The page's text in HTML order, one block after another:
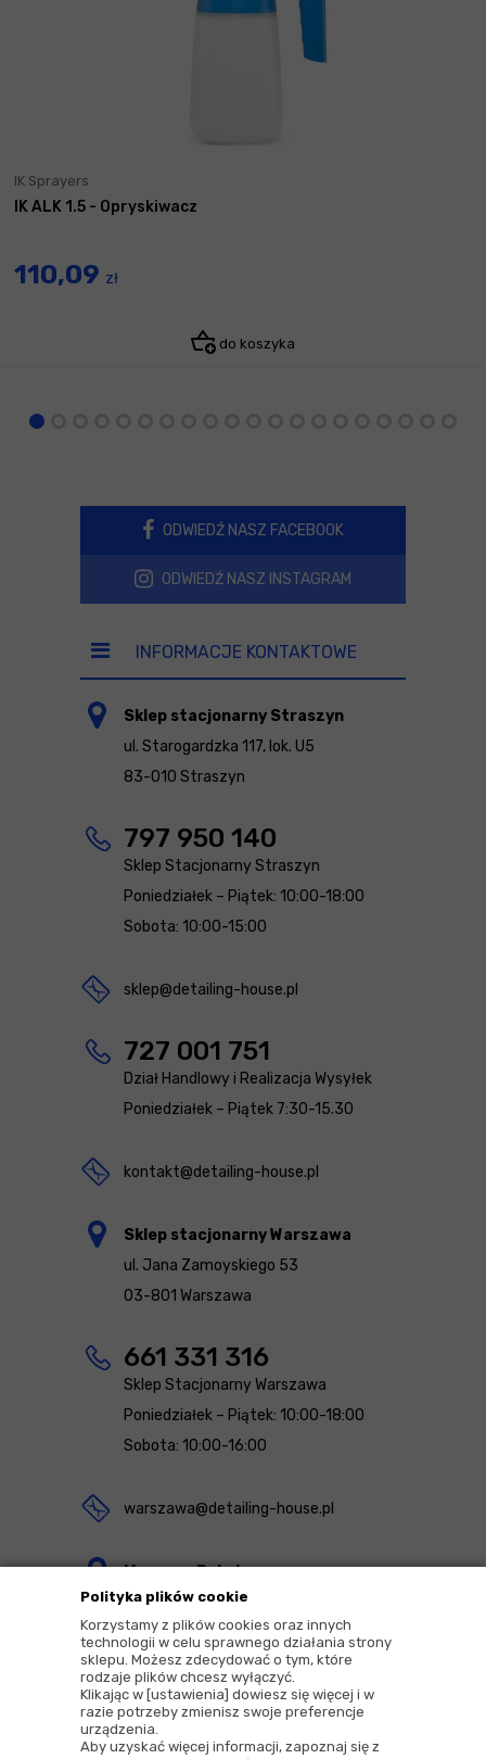
Polityka plików cookie
Korzystamy z plików cookies oraz innych
technologii w celu sprawnego działania strony
sklepu. Możesz zdecydować o tym, które
rodzaje plików chcesz wyłączyć.
Klikając w [ustawienia] dowiesz się więcej i w
razie potrzeby zmienisz swoje preferencje
urządzenia.
Aby uzyskać więcej informacji, zapoznaj się z
IK Sprayers
IK ALK 1.5 - Opryskiwacz
110,09 zł
do koszyka
ODWIEDŹ NASZ FACEBOOK
ODWIEDŹ NASZ INSTAGRAM
INFORMACJE KONTAKTOWE
Sklep stacjonarny Straszyn
ul. Starogardzka 117, lok. U5
83-010 Straszyn
797 950 140
Sklep Stacjonarny Straszyn
Poniedziałek – Piątek: 10:00-18:00
Sobota: 10:00-15:00
sklep@detailing-house.pl
727 001 751
Dział Handlowy i Realizacja Wysyłek
Poniedziałek – Piątek 7:30-15.30
kontakt@detailing-house.pl
Sklep stacjonarny Warszawa
ul. Jana Zamoyskiego 53
03-801 Warszawa
661 331 316
Sklep Stacjonarny Warszawa
Poniedziałek – Piątek: 10:00-18:00
Sobota: 10:00-16:00
warszawa@detailing-house.pl
Magazyn Rekcin
Nomos Sp. z o.o. sp.k.
ul. Agrestowa 1
83-010 Rekcin